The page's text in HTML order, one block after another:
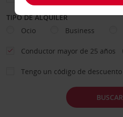
TIPO DE ALQUILER
Ocio
Business
Conductor mayor de 25 años
Tengo un código de descuento
BUSCAR